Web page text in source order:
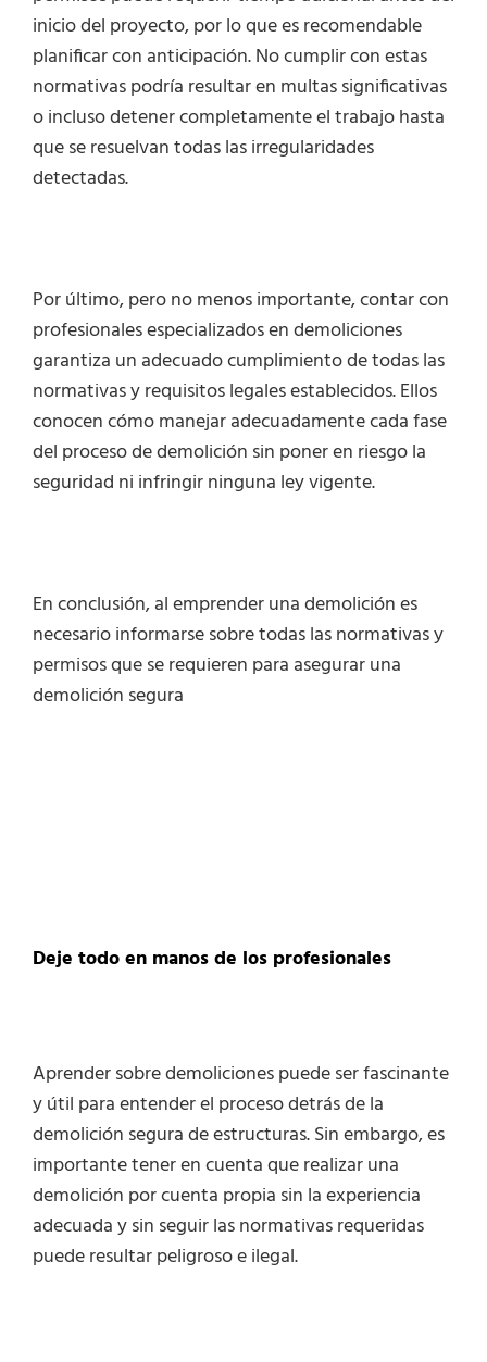
inicio del proyecto, por lo que es recomendable
planificar con anticipación. No cumplir con estas
normativas podría resultar en multas significativas
o incluso detener completamente el trabajo hasta
que se resuelvan todas las irregularidades
detectadas.
Por último, pero no menos importante, contar con
profesionales especializados en demoliciones
garantiza un adecuado cumplimiento de todas las
normativas y requisitos legales establecidos. Ellos
conocen cómo manejar adecuadamente cada fase
del proceso de demolición sin poner en riesgo la
seguridad ni infringir ninguna ley vigente.
En conclusión, al emprender una demolición es
necesario informarse sobre todas las normativas y
permisos que se requieren para asegurar una
demolición segura
Deje todo en manos de los profesionales
Aprender sobre demoliciones puede ser fascinante
y útil para entender el proceso detrás de la
demolición segura de estructuras. Sin embargo, es
importante tener en cuenta que realizar una
demolición por cuenta propia sin la experiencia
adecuada y sin seguir las normativas requeridas
puede resultar peligroso e ilegal.